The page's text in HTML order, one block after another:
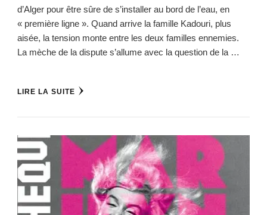
d’Alger pour être sûre de s’installer au bord de l’eau, en
« première ligne ». Quand arrive la famille Kadouri, plus
aisée, la tension monte entre les deux familles ennemies.
La mèche de la dispute s’allume avec la question de la …
LIRE LA SUITE